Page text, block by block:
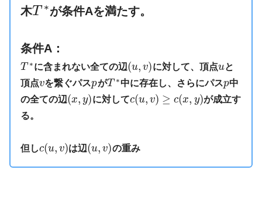
経営工学 （けいえいこうがく、
材料・装置・情報・エネルギーを総合した
システムの設計・改善・確立に関する活動
である。そのシステムから得られる結果を
明示し、予測し、評価するために、工学的
を利用する。
木T ∗が条件Aを満たす。
条件A：
T ∗に含まれない全ての辺(u, v)に対して、頂点uと
頂点vを繋ぐパスpがT ∗中に存在し、さらにパスp中
の全ての辺(x, y)に対してc(u, v) ≥ c(x, y)が成立す
る。
但しc(u, v)は辺(u, v)の重み